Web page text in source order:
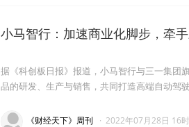
小马智行：加速商业化脚步，牵
据《科创板日报》报道，小马智行与三一集团
品的研发、生产与销售，共同打造高端自动驾驶
《财经天下》周刊 · 2022年07月28日 16时